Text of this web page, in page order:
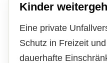
Kinder
Eine private
Schutz in Freizeit
dauerhafte